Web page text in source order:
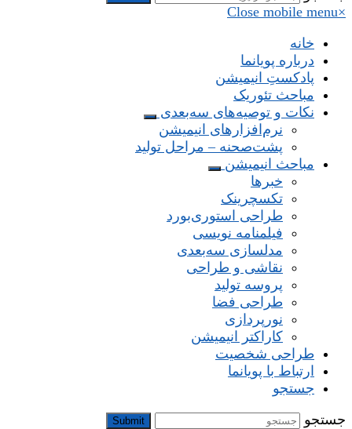
×
Close mobile menu
خانه
درباره پویانما
پادکستِ انیمیشن
مباحث تئوریک
نکات و توصیه‌های‌ سه‌بعدی
نرم‌افزارهای انیمیشن
پشت‌صحنه – مراحل تولید
مباحث انیمیشن
خبرها
تکسچرینک
طراحی استوری‌بورد
فیلمنامه نویسی
مدلسازی سه‌بعدی
نقاشی و طراحی
پروسه تولید
طراحی فضا
نورپردازی
کاراکتر انیمیشن
طراحی شخصیت
ارتباط با پویانما
جستجو
جستجو
Submit